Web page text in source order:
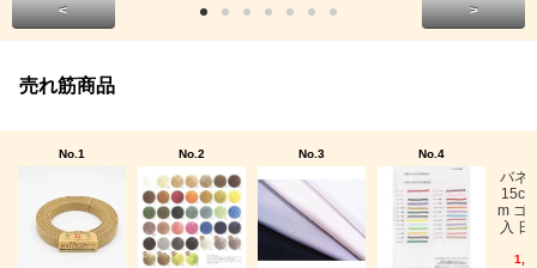
< >
売れ筋商品
No.1 No.2 No.3 No.4
バネ
m ゴ
入